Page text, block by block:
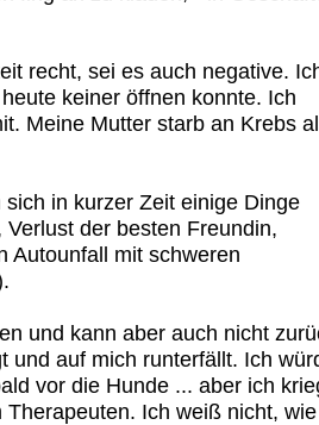
recht, sei es auch negative.
keiner öffnen konnte. Ich
Meine Mutter starb an Krebs
in kurzer Zeit einige Dinge
der besten Freundin,
Autounfall mit schweren
und kann aber auch nicht
und auf mich runterfällt. Ich
vor die Hunde ... aber ich
Ich weiß nicht,